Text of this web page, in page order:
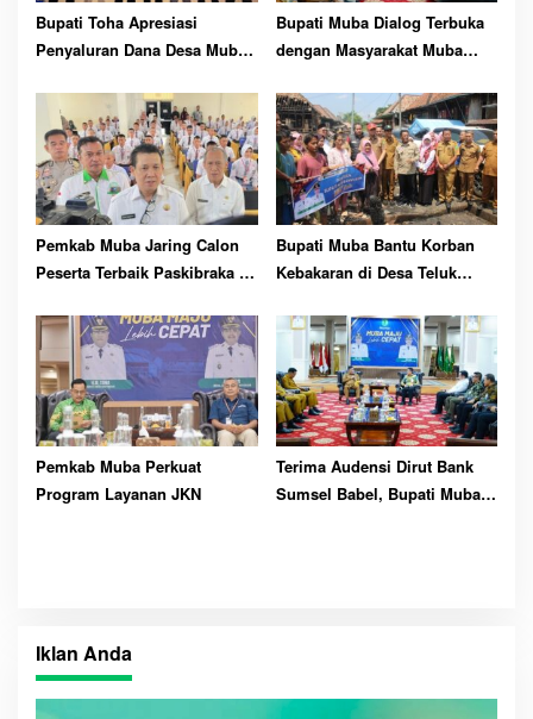
Bupati Toha Apresiasi
Penyaluran Dana Desa Muba
Bupati Muba Dialog Terbuka
dengan Masyarakat Muba
Pemkab Muba Jaring Calon
Peserta Terbaik Paskibraka ke
Bupati Muba Bantu Korban
Kebakaran di Desa Teluk
Pemkab Muba Perkuat
Program Layanan JKN
Terima Audensi Dirut Bank
Sumsel Babel, Bupati Muba
Iklan Anda